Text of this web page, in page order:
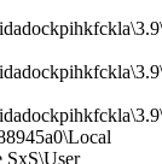
SxS\User